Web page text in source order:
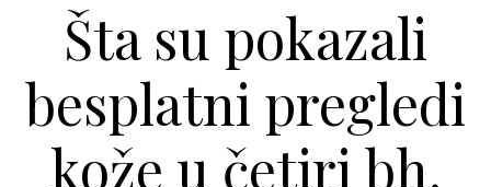
Šta su pokazali
besplatni pregledi
kože u četiri bh.